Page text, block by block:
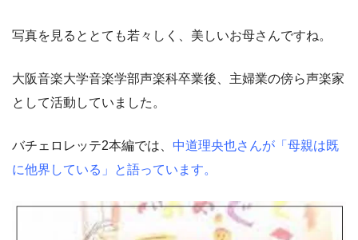
写真を見るととても若々しく、美しいお母さんですね。
大阪音楽大学音楽学部声楽科卒業後、主婦業の傍ら声楽家
として活動していました。
バチェロレッテ2本編では、 中道理央也さんが「母親は既
に他界している」と語っています。